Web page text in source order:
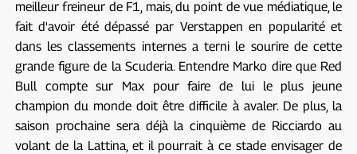
meilleur freineur de F1, mais, du point de vue médiatique, le
fait d'avoir été dépassé par Verstappen en popularité et
dans les classements internes a terni le sourire de cette
grande figure de la Scuderia. Entendre Marko dire que Red
Bull compte sur Max pour faire de lui le plus jeune
champion du monde doit être difficile à avaler. De plus, la
saison prochaine sera déjà la cinquième de Ricciardo au
volant de la Lattina, et il pourrait à ce stade envisager de